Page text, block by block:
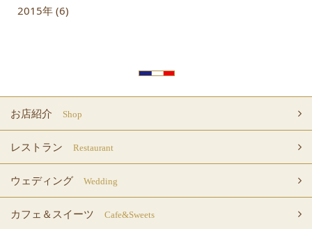
2015年 (6)
お店紹介 Shop
レストラン Restaurant
ウェディング Wedding
カフェ＆スイーツ Cafe&Sweets